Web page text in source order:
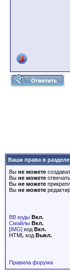
Ваши права в разделе
Вы не можете
Вы не можете
Вы не можете
Вы не можете
BB коды Вкл.
Смайлы Вкл.
[IMG] код Вкл.
HTML код Выкл.
Правила форума